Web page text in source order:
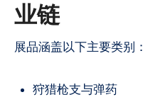
业链
展品涵盖以下主要类别：
狩猎枪支与弹药